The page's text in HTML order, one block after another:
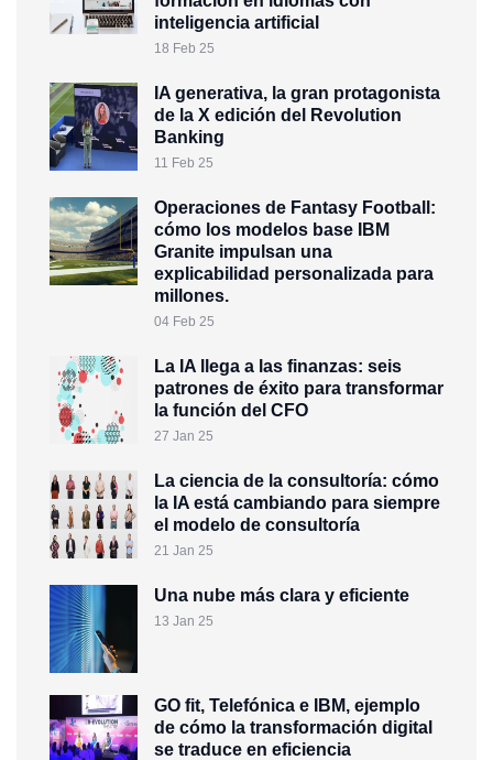
inteligencia artificial
18 Feb 25
IA generativa, la gran protagonista
de la X edición del Revolution
Banking
11 Feb 25
Operaciones de Fantasy Football:
cómo los modelos base IBM
Granite impulsan una
explicabilidad personalizada para
millones.
04 Feb 25
La IA llega a las finanzas: seis
patrones de éxito para transformar
la función del CFO
27 Jan 25
La ciencia de la consultoría: cómo
la IA está cambiando para siempre
el modelo de consultoría
21 Jan 25
Una nube más clara y eficiente
13 Jan 25
GO fit, Telefónica e IBM, ejemplo
de cómo la transformación digital
se traduce en eficiencia